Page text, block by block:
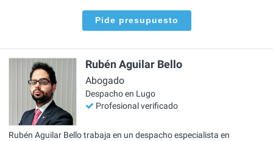
Pide presupuesto
Rubén Aguilar Bello
Abogado
Despacho en Lugo
Profesional verificado
Rubén Aguilar Bello trabaja en un despacho especialista en